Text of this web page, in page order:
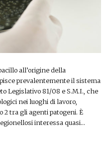
all’origine della
prevalentemente il sistema
Legislativo 81/08 e S.M.I., che
nei luoghi di lavoro,
2 tra gli agenti patogeni. È
interessa quasi…